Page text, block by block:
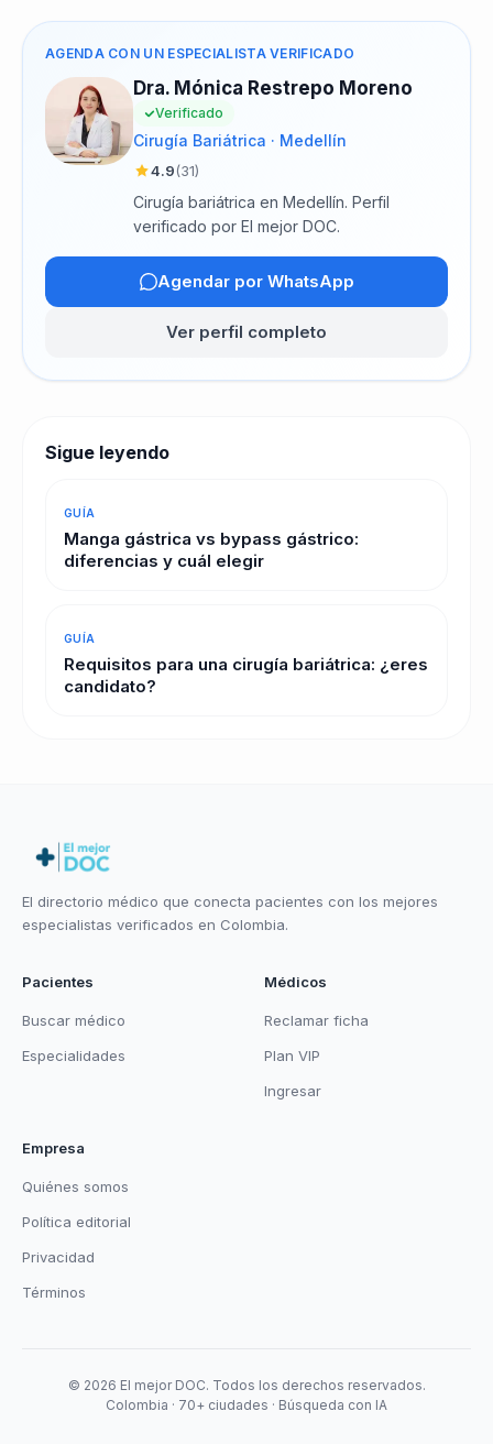
AGENDA CON UN ESPECIALISTA VERIFICADO
Dra. Mónica Restrepo Moreno
Verificado
Cirugía Bariátrica · Medellín
4.9(31)
Cirugía bariátrica en Medellín. Perfil
verificado por El mejor DOC.
Agendar por WhatsApp
Ver perfil completo
Sigue leyendo
GUÍA
Manga gástrica vs bypass gástrico:
diferencias y cuál elegir
GUÍA
Requisitos para una cirugía bariátrica: ¿eres
candidato?
El directorio médico que conecta pacientes con los mejores
especialistas verificados en Colombia.
Pacientes
Buscar médico
Especialidades
Médicos
Reclamar ficha
Plan VIP
Ingresar
Empresa
Quiénes somos
Política editorial
Privacidad
Términos
© 2026 El mejor DOC. Todos los derechos reservados.
Colombia · 70+ ciudades · Búsqueda con IA